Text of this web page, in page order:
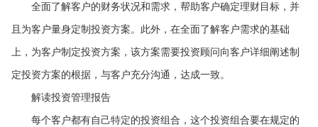
全面了解客户的财务状况和需求，帮助客户确定理财目标，并
且为客户量身定制投资方案。此外，在全面了解客户需求的基础
上，为客户制定投资方案，该方案需要投资顾问向客户详细阐述制
定投资方案的根据，与客户充分沟通，达成一致。
解读投资管理报告
每个客户都有自己特定的投资组合，这个投资组合要在规定的